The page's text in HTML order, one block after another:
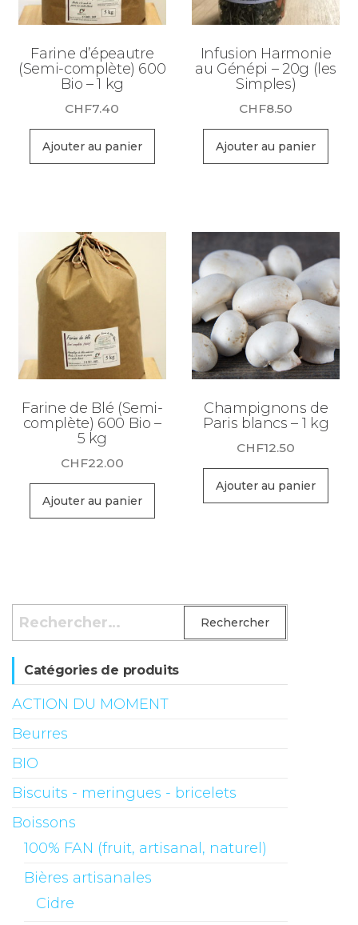
Farine d’épeautre
(Semi-complète) 600
Bio – 1 kg
CHF7.40
Ajouter au panier
Infusion Harmonie
au Génépi – 20g (les
Simples)
CHF8.50
Ajouter au panier
Farine de Blé (Semi-
complète) 600 Bio –
5 kg
CHF22.00
Ajouter au panier
Champignons de
Paris blancs – 1 kg
CHF12.50
Ajouter au panier
Rechercher :
Catégories de produits
ACTION DU MOMENT
Beurres
BIO
Biscuits - meringues - bricelets
Boissons
100% FAN (fruit, artisanal, naturel)
Bières artisanales
Cidre